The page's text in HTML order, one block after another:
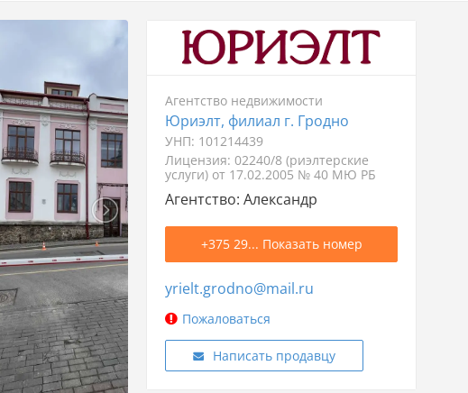
Агентство недвижимости
Юриэлт, филиал г. Гродно
УНП: 101214439
Лицензия: 02240/8 (риэлтерские
услуги) от 17.02.2005 № 40 МЮ РБ
Агентство: Александр
+375 29... Показать номер
yrielt.grodno@mail.ru
Пожаловаться
Написать продавцу